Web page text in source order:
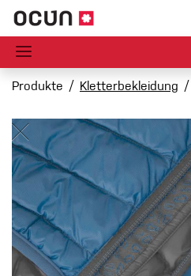
Produkte Kletterbekleidung